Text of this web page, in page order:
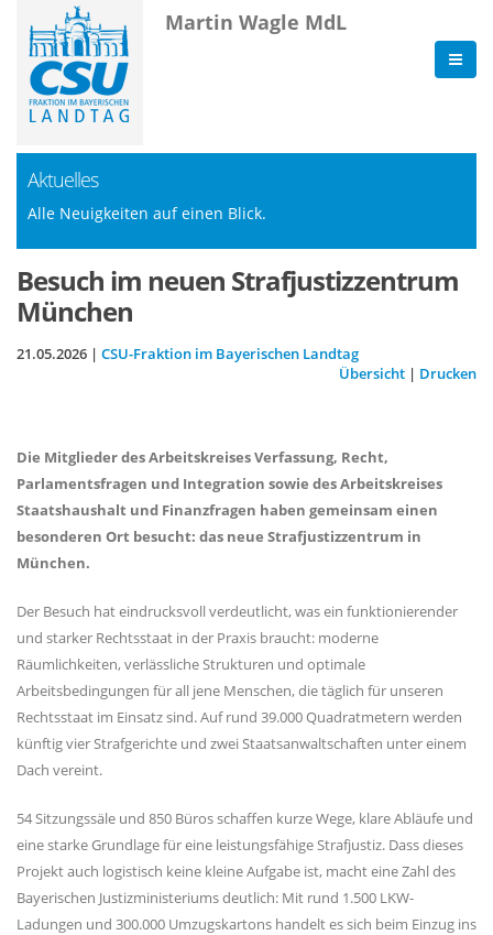
Martin Wagle MdL
Aktuelles
Alle Neuigkeiten auf einen Blick.
Besuch im neuen Strafjustizzentrum
München
21.05.2026 | CSU-Fraktion im Bayerischen Landtag
Übersicht | Drucken
Die Mitglieder des Arbeitskreises Verfassung, Recht,
Parlamentsfragen und Integration sowie des Arbeitskreises
Staatshaushalt und Finanzfragen haben gemeinsam einen
besonderen Ort besucht: das neue Strafjustizzentrum in
München.
Der Besuch hat eindrucksvoll verdeutlicht, was ein funktionierender
und starker Rechtsstaat in der Praxis braucht: moderne
Räumlichkeiten, verlässliche Strukturen und optimale
Arbeitsbedingungen für all jene Menschen, die täglich für unseren
Rechtsstaat im Einsatz sind. Auf rund 39.000 Quadratmetern werden
künftig vier Strafgerichte und zwei Staatsanwaltschaften unter einem
Dach vereint.
54 Sitzungssäle und 850 Büros schaffen kurze Wege, klare Abläufe und
eine starke Grundlage für eine leistungsfähige Strafjustiz. Dass dieses
Projekt auch logistisch keine kleine Aufgabe ist, macht eine Zahl des
Bayerischen Justizministeriums deutlich: Mit rund 1.500 LKW-
Ladungen und 300.000 Umzugskartons handelt es sich beim Einzug ins